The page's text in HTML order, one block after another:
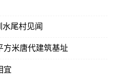
尾村见闻
方米唐代建筑基址
宜